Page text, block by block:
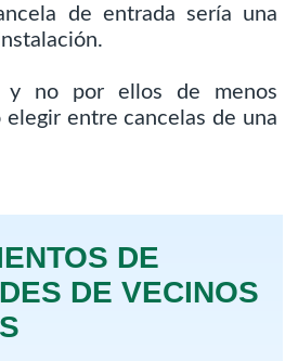
de entrada sería una
y no por ellos de menos
entre cancelas de una
DE
DE VECINOS